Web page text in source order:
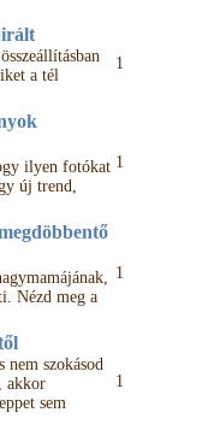
a tél
1
ilyen fotókat
új trend,
1
Nézd meg a
1
nem szokásod
akkor
sem
1